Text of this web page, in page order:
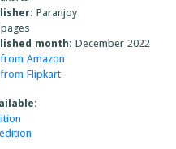
Paranjoy
month: December 2022
Amazon
Flipkart